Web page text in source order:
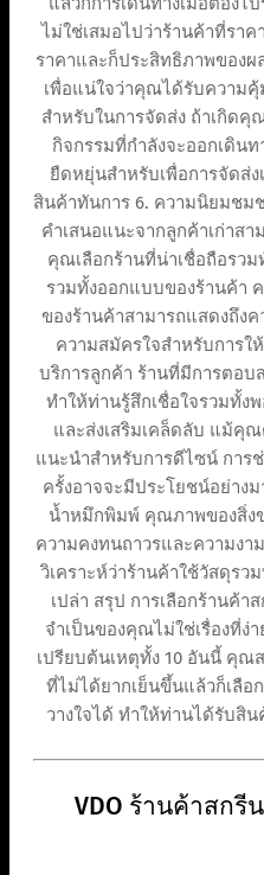
ไม่ใช่เสมอไปว่าร้านค้าที่รา
ราคาและก็ประสิทธิภาพของ
เพื่อแน่ใจว่าคุณได้รับความ
สำหรับในการจัดส่ง ถ้าเกิดคุ
กิจกรรมที่กำลังจะออกเดิน
ยืดหยุ่นสำหรับเพื่อการจัดส่
สินค้าทันการ 6. ความนิยมชม
คำเสนอแนะจากลูกค้าเก่าส
คุณเลือกร้านที่น่าเชื่อถือรว
รวมทั้งออกแบบของร้านค้า
ของร้านค้าสามารถแสดงถึงค
ความสมัครใจสำหรับการใ
บริการลูกค้า ร้านที่มีการตอ
ทำให้ท่านรู้สึกเชื่อใจรวมทั้ง
และส่งเสริมเคล็ดลับ แม้คุ
แนะนำสำหรับการดีไซน์ การ
ครั้งอาจจะมีประโยชน์อย่าง
น้ำหมึกพิมพ์ คุณภาพของสิ่ง
ความคงทนถาวรและความงา
วิเคราะห์ว่าร้านค้าใช้วัสดุร
เปล่า สรุป การเลือกร้านค้า
จำเป็นของคุณไม่ใช่เรื่องที่ง่
เปรียบต้นเหตุทั้ง 10 อันนี้ คุณ
ที่ไม่ได้ยากเย็นขึ้นแล้วก็เลื
วางใจได้ ทำให้ท่านได้รับสิ
VDO ร้านค้าสกรี